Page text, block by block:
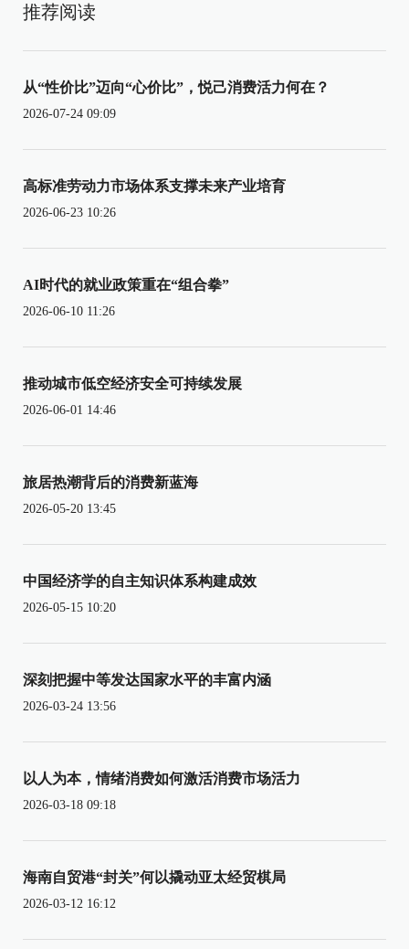
推荐阅读
从“性价比”迈向“心价比”，悦己消费活力何在？
2026-07-24 09:09
高标准劳动力市场体系支撑未来产业培育
2026-06-23 10:26
AI时代的就业政策重在“组合拳”
2026-06-10 11:26
推动城市低空经济安全可持续发展
2026-06-01 14:46
旅居热潮背后的消费新蓝海
2026-05-20 13:45
中国经济学的自主知识体系构建成效
2026-05-15 10:20
深刻把握中等发达国家水平的丰富内涵
2026-03-24 13:56
以人为本，情绪消费如何激活消费市场活力
2026-03-18 09:18
海南自贸港“封关”何以撬动亚太经贸棋局
2026-03-12 16:12